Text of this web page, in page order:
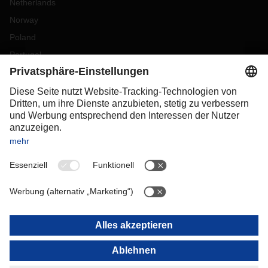
Netherlands
Norway
Poland
Portugal
Romania
Slovakia
Spain
Sweden
Switzerland
OCEANIA